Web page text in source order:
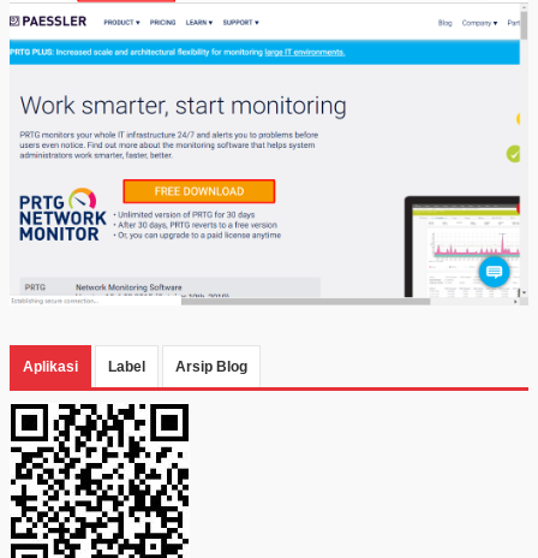
Aplikasi Label Arsip Blog